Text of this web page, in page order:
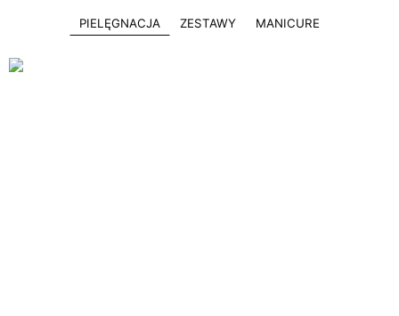
PIELĘGNACJA ZESTAWY MANICURE